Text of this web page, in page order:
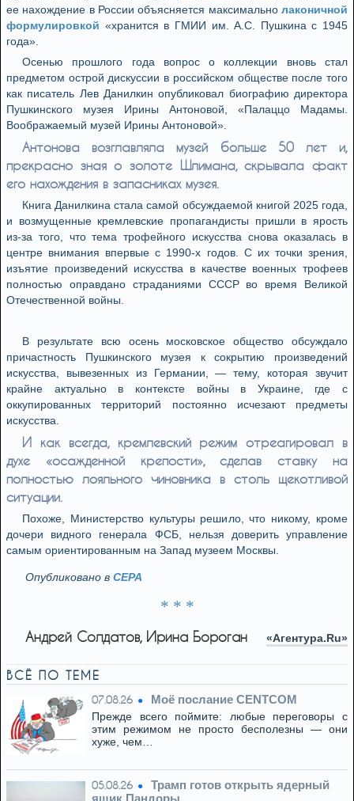
ее нахождение в России объясняется максимально лаконичной
формулировкой «хранится в ГМИИ им. А.С. Пушкина с 1945
года».
Осенью прошлого года вопрос о коллекции вновь стал
предметом острой дискуссии в российском обществе после того
как писатель Лев Данилкин опубликовал биографию директора
Пушкинского музея Ирины Антоновой, «Палаццо Мадамы.
Воображаемый музей Ирины Антоновой».
Антонова возглавляла музей больше 50 лет и,
прекрасно зная о золоте Шлимана, скрывала факт
его нахождения в запасниках музея.
Книга Данилкина стала самой обсуждаемой книгой 2025 года,
и возмущенные кремлевские пропагандисты пришли в ярость
из-за того, что тема трофейного искусства снова оказалась в
центре внимания впервые с 1990-х годов. С их точки зрения,
изъятие произведений искусства в качестве военных трофеев
полностью оправдано страданиями СССР во время Великой
Отечественной войны.
В результате всю осень московское общество обсуждало
причастность Пушкинского музея к сокрытию произведений
искусства, вывезенных из Германии, — тему, которая звучит
крайне актуально в контексте войны в Украине, где с
оккупированных территорий постоянно исчезают предметы
искусства.
И как всегда, кремлевский режим отреагировал в
духе «осажденной крепости», сделав ставку на
полностью лояльного чиновника в столь щекотливой
ситуации.
Похоже, Министерство культуры решило, что никому, кроме
дочери видного генерала ФСБ, нельзя доверить управление
самым ориентированным на Запад музеем Москвы.
Опубликовано в CEPA
* * *
Андрей Солдатов, Ирина Бороган «Агентура.Ru»
ВСЁ ПО ТЕМЕ
07.08.26 Моё послание CENTCOM
Прежде всего поймите: любые переговоры с
этим режимом не просто бесполезны — они
хуже, чем…
05.08.26
Трамп готов открыть ядерный
ящик Пандоры